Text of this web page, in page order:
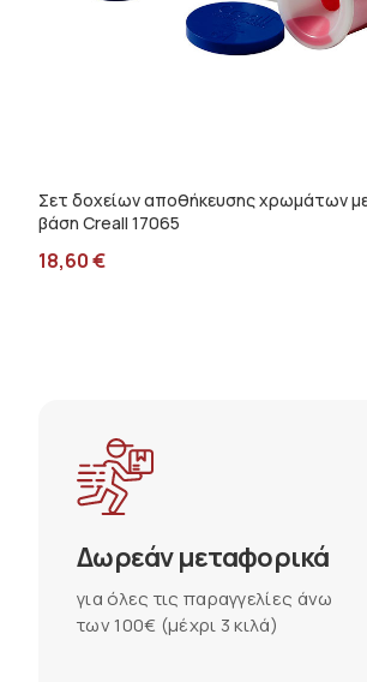
Σετ δοχείων αποθήκευσης χρωμάτων
βάση Creall 17065
18,60€
Δωρεάν μεταφορικά
για όλες τις παραγγελίες άνω
των 100€ (μέχρι 3 κιλά)